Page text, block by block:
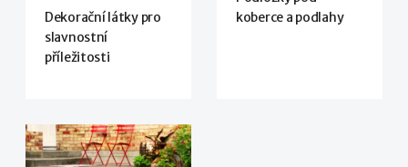
Dekorační látky pro
slavnostní
příležitosti
koberce a podlahy